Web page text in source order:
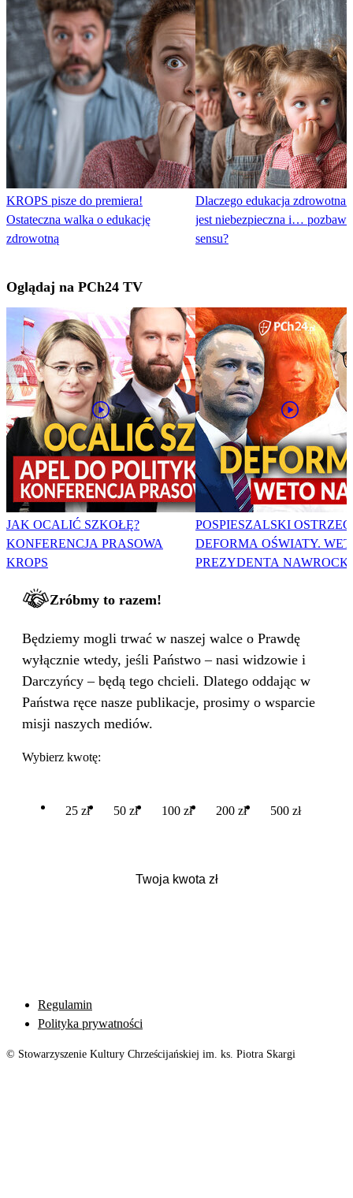
KROPS pisze do premiera!
Ostateczna walka o edukację
zdrowotną
Dlaczego edukacja zdrowotna
jest niebezpieczna i…
sensu?
Oglądaj na PCh24 TV
JAK OCALIĆ SZKOŁĘ?
KONFERENCJA PRASOWA
KROPS
POSPIESZALSKI
DEFORMA OŚWIATY.
PREZYDENTA
Zróbmy to razem!
Będziemy mogli trwać w naszej walce o Prawdę
wyłącznie wtedy, jeśli Państwo – nasi widzowie i
Darczyńcy – będą tego chcieli. Dlatego oddając w
Państwa ręce nasze publikacje, prosimy o wsparcie
misji naszych mediów.
Wybierz kwotę:
25 zł 50 zł 100 zł 200 zł 500 zł
Regulamin
Polityka prywatności
© Stowarzyszenie Kultury Chrześcijańskiej im. ks. Piotra Skargi